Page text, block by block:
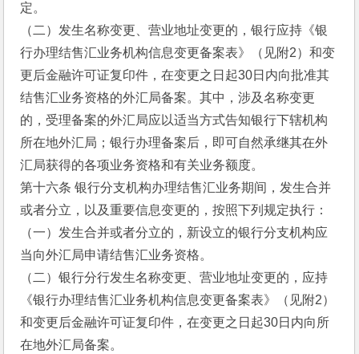
定。
（二）发生名称变更、营业地址变更的，银行应持《银
行办理结售汇业务机构信息变更备案表》（见附2）和变
更后金融许可证复印件，在变更之日起30日内向批准其
结售汇业务资格的外汇局备案。其中，涉及名称变更
的，受理备案的外汇局应以适当方式告知银行下辖机构
所在地外汇局；银行办理备案后，即可自然承继其在外
汇局获得的各项业务资格和有关业务额度。
第十六条 银行分支机构办理结售汇业务期间，发生合并
或者分立，以及重要信息变更的，按照下列规定执行：
（一）发生合并或者分立的，新设立的银行分支机构应
当向外汇局申请结售汇业务资格。
（二）银行分行发生名称变更、营业地址变更的，应持
《银行办理结售汇业务机构信息变更备案表》（见附2）
和变更后金融许可证复印件，在变更之日起30日内向所
在地外汇局备案。